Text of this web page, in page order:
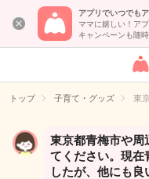
アプリでいつでもア
ママに嬉しい！ア
キャンペーンも随時
女
イ
トップ 子育て・グッズ 東
東京都青梅市や周
てください。現在
したが、他にも良